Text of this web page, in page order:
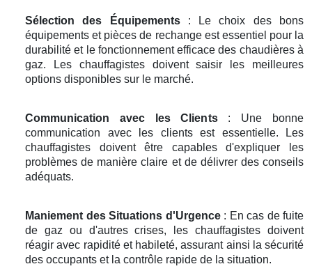
Sélection des Équipements: Le choix des bons
équipements et pièces de rechange est essentiel pour la
durabilité et le fonctionnement efficace des chaudières à
gaz. Les chauffagistes doivent saisir les meilleures
options disponibles sur le marché.
Communication avec les Clients: Une bonne
communication avec les clients est essentielle. Les
chauffagistes doivent être capables d'expliquer les
problèmes de manière claire et de délivrer des conseils
adéquats.
Maniement des Situations d'Urgence: En cas de fuite
de gaz ou d'autres crises, les chauffagistes doivent
réagir avec rapidité et habileté, assurant ainsi la sécurité
des occupants et la contrôle rapide de la situation.